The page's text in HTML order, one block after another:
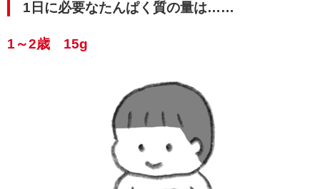
1日に必要なたんぱく質の量は……
1～2歳 15g